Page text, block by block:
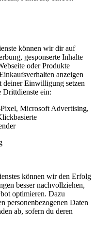
können wir dir auf
gesponserte Inhalte
oder Produkte
anzeigen
deiner Einwilligung setzen
Drittdienste ein:
Microsoft Advertising,
können wir den Erfolg
besser nachvollziehen,
optimieren. Dazu
personenbezogenen Daten
ab, sofern du deren